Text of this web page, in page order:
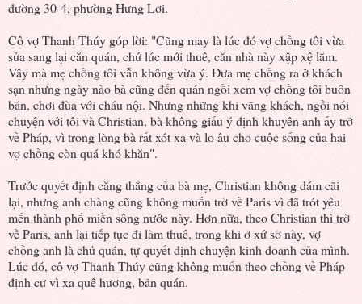
đường 30-4, phường Hưng Lợi.
Cô vợ Thanh Thúy góp lời: "Cũng may là lúc đó vợ chồng tôi vừa
sửa sang lại căn quán, chứ lúc mới thuê, căn nhà này xập xệ lắm.
Vậy mà mẹ chồng tôi vẫn không vừa ý. Đưa mẹ chồng ra ở khách
sạn nhưng ngày nào bà cũng đến quán ngồi xem vợ chồng tôi buôn
bán, chơi đùa với cháu nội. Nhưng những khi vãng khách, ngồi nói
chuyện với tôi và Christian, bà không giấu ý định khuyên anh ấy trở
về Pháp, vì trong lòng bà rất xót xa và lo âu cho cuộc sống của hai
vợ chồng còn quá khó khăn".
Trước quyết định căng thẳng của bà mẹ, Christian không dám cãi
lại, nhưng anh chàng cũng không muốn trở về Paris vì đã trót yêu
mến thành phố miền sông nước này. Hơn nữa, theo Christian thì trở
về Paris, anh lại tiếp tục đi làm thuê, trong khi ở xứ sở này, vợ
chồng anh là chủ quán, tự quyết định chuyện kinh doanh của mình.
Lúc đó, cô vợ Thanh Thúy cũng không muốn theo chồng về Pháp
định cư vì xa quê hương, bản quán.